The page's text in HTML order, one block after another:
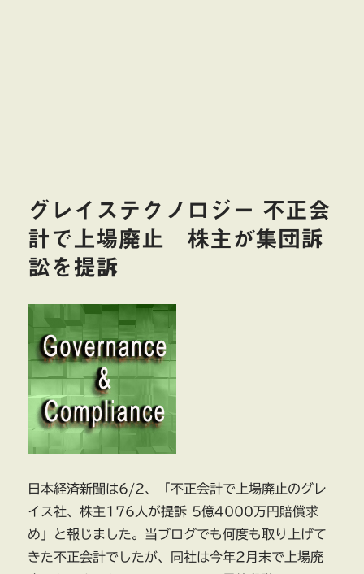
グレイステクノロジー 不正会
計で上場廃止 株主が集団訴
訟を提訴
日本経済新聞は6/2、「不正会計で上場廃止のグレ
イス社、株主176人が提訴 5億4000万円賠償求
め」と報じました。当ブログでも何度も取り上げて
きた不正会計でしたが、同社は今年2月末で上場廃